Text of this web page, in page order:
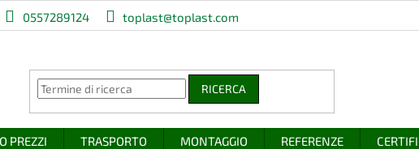
0557289124 toplast@toplast.com
RICERCA
PREZZI TRASPORTO MONTAGGIO REFERENZE